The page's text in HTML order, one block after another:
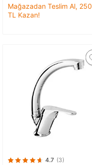
Mağazadan Teslim Al, 250
TL Kazan!
4.7 (3)